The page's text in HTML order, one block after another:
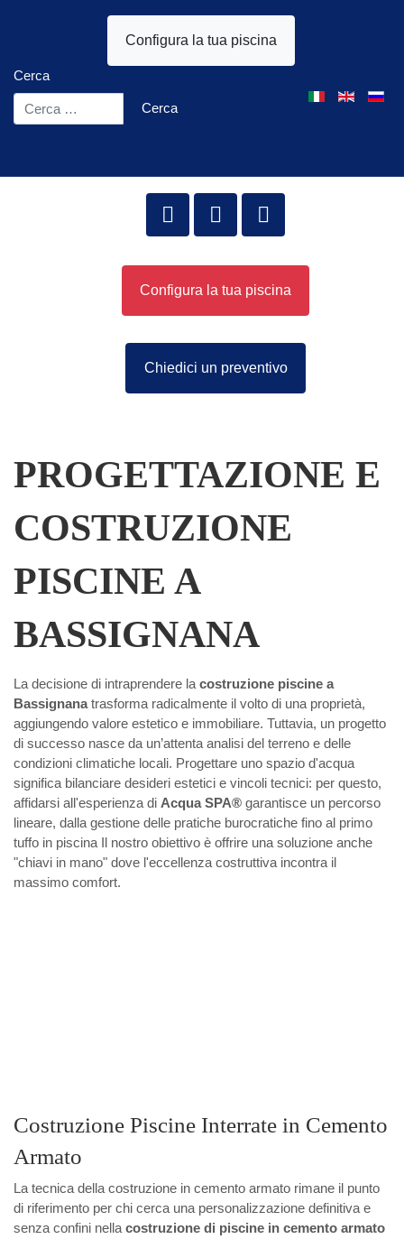
Configura la tua piscina
Cerca
Cerca
Seleziona la tua
Configura la tua piscina
Chiedici un preventivo
PROGETTAZIONE E
COSTRUZIONE
PISCINE A
BASSIGNANA
La decisione di intraprendere la costruzione piscine a
Bassignanatrasforma radicalmente il volto di una proprietà,
aggiungendo valore estetico e immobiliare. Tuttavia, un progetto
di successo nasce da un’attenta analisi del terreno e delle
condizioni climatiche locali. Progettare uno spazio d'acqua
significa bilanciare desideri estetici e vincoli tecnici: per questo,
affidarsi all'esperienza di Acqua SPA® garantisce un percorso
lineare, dalla gestione delle pratiche burocratiche fino al primo
tuffo in piscina Il nostro obiettivo è offrire una soluzione anche
"chiavi in mano" dove l'eccellenza costruttiva incontra il
massimo comfort.
Costruzione Piscine Interrate in Cemento
Armato
La tecnica della costruzione in cemento armato rimane il punto
di riferimento per chi cerca una personalizzazione definitiva e
senza confini nellacostruzione di piscine in cemento armato